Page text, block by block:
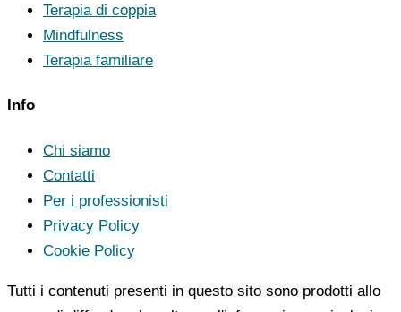
Terapia di coppia
Mindfulness
Terapia familiare
Info
Chi siamo
Contatti
Per i professionisti
Privacy Policy
Cookie Policy
Tutti i contenuti presenti in questo sito sono prodotti allo